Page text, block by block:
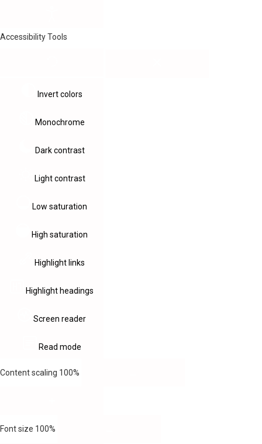
Accessibility Tools
Invert colors
Monochrome
Dark contrast
Light contrast
Low saturation
High saturation
Highlight links
Highlight headings
Screen reader
Read mode
Content scaling 100%
Font size 100%